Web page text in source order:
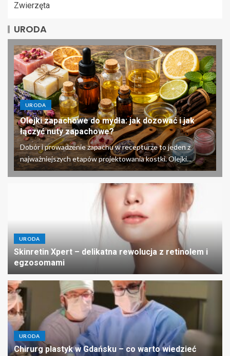
Zwierzęta
URODA
URODA
Olejki zapachowe do mydła: jak dozować i jak
łączyć nuty zapachowe?
Dobór i prowadzenie zapachu w recepturze to jeden z
najważniejszych etapów projektowania kostki. Olejki...
URODA
Skinretin Xpert – delikatna rewolucja z retinolem i
egzosomami
URODA
Chirurg plastyk w Gdańsku – co warto wiedzieć